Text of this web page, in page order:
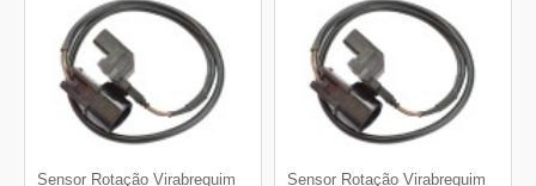
Sensor Rotação Virabrequim Sensor Rotação Virabrequim